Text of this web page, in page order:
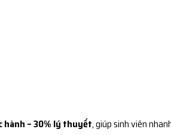
hành – 30% lý thuyết, giúp sinh viên